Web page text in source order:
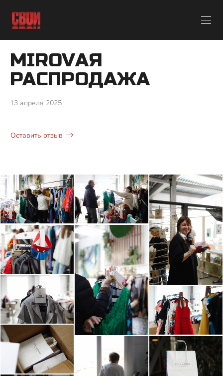
MIROVАЯ
РАСПРОДАЖА
13 апреля 2025
Оставить отзыв